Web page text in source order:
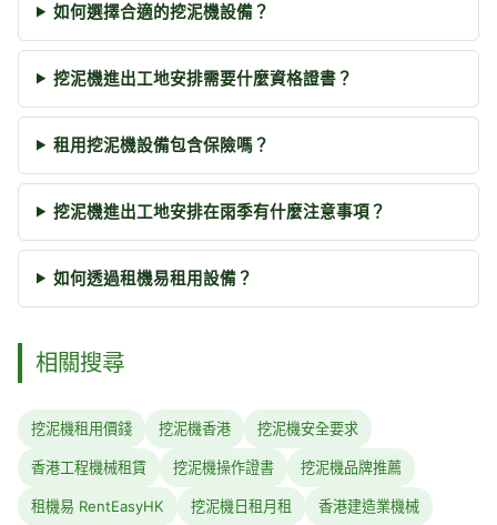
如何選擇合適的挖泥機設備？
挖泥機進出工地安排需要什麼資格證書？
租用挖泥機設備包含保險嗎？
挖泥機進出工地安排在雨季有什麼注意事項？
如何透過租機易租用設備？
相關搜尋
挖泥機租用價錢 挖泥機香港 挖泥機安全要求
香港工程機械租賃 挖泥機操作證書 挖泥機品牌推薦
租機易 RentEasyHK 挖泥機日租月租 香港建造業機械